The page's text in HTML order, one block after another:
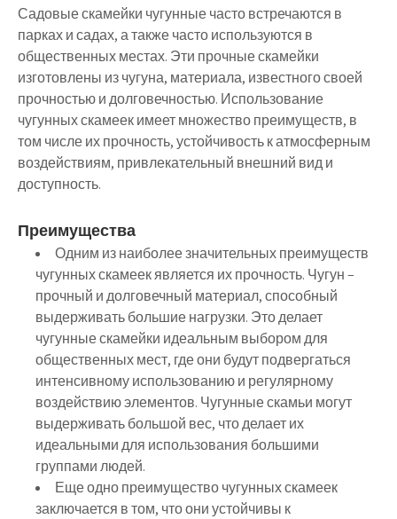
Садовые скамейки чугунные часто встречаются в
парках и садах, а также часто используются в
общественных местах. Эти прочные скамейки
изготовлены из чугуна, материала, известного своей
прочностью и долговечностью. Использование
чугунных скамеек имеет множество преимуществ, в
том числе их прочность, устойчивость к атмосферным
воздействиям, привлекательный внешний вид и
доступность.
Преимущества
Одним из наиболее значительных преимуществ
чугунных скамеек является их прочность. Чугун –
прочный и долговечный материал, способный
выдерживать большие нагрузки. Это делает
чугунные скамейки идеальным выбором для
общественных мест, где они будут подвергаться
интенсивному использованию и регулярному
воздействию элементов. Чугунные скамьи могут
выдерживать большой вес, что делает их
идеальными для использования большими
группами людей.
Еще одно преимущество чугунных скамеек
заключается в том, что они устойчивы к